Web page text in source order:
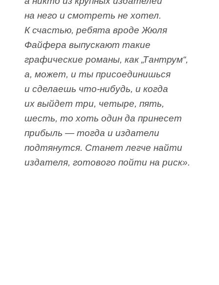
на него и смотреть не хотел.
К счастью, ребята вроде Жюля
Файфера выпускают такие
графические романы, как „Тантрум“,
а, может, и ты присоединишься
и сделаешь что-нибудь, и когда
их выйдет три, четыре, пять,
шесть, то хоть один да принесет
прибыль — тогда и издатели
подтянутся. Станет легче найти
издателя, готового пойти на риск».